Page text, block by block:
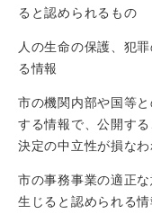
ると認められるもの
人の生命の保護、犯
る情報
市の機関内部や国等
する情報で、公開す
決定の中立性が損な
市の事務事業の適正
生じると認められる情